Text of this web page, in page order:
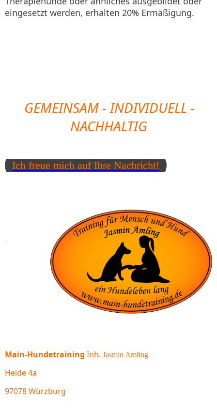
eingesetzt werden, erhalten 20% Ermäßigung.
GEMEINSAM - INDIVIDUELL -
NACHHALTIG
Ich freue mich auf Ihre Nachricht!
Main-Hundetraining Inh. Jasmin Amling
Heide 4a
97078 Würzburg